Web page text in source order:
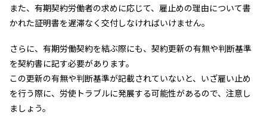
また、有期契約労働者の求めに応じて、雇止めの理由について書
かれた証明書を遅滞なく交付しなければいけません。
さらに、有期労働契約を結ぶ際にも、契約更新の有無や判断基準
を契約書に記す必要があります。
この更新の有無や判断基準が記載されていないと、いざ雇い止め
を行う際に、労使トラブルに発展する可能性があるので、注意し
ましょう。